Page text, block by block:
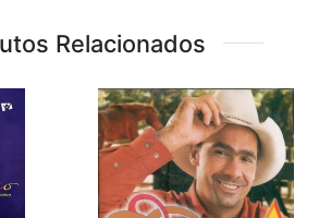
Relacionados